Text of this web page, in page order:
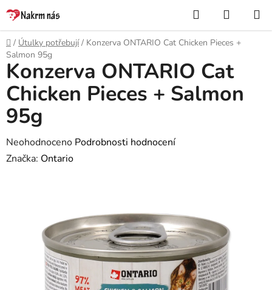
Přejít
na
obsah
Hledat
KOŠÍK
Domů
/ Útulky potřebují / Konzerva ONTARIO Cat Chicken Pieces +
Salmon 95g
Konzerva ONTARIO Cat
Chicken Pieces + Salmon
95g
Průměrné
hodnocení
hvězdiček.
Neohodnoceno Podrobnosti hodnocení
Značka: Ontario